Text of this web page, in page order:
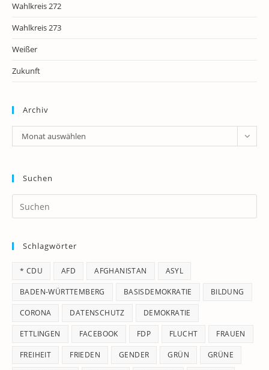
Wahlkreis 272
Wahlkreis 273
Weißer
Zukunft
Archiv
Archiv
Monat auswählen
Suchen
Schlagwörter
* CDU AFD AFGHANISTAN ASYL
BADEN-WÜRTTEMBERG BASISDEMOKRATIE BILDUNG
CORONA DATENSCHUTZ DEMOKRATIE
ETTLINGEN FACEBOOK FDP FLUCHT FRAUEN
FREIHEIT FRIEDEN GENDER GRÜN GRÜNE